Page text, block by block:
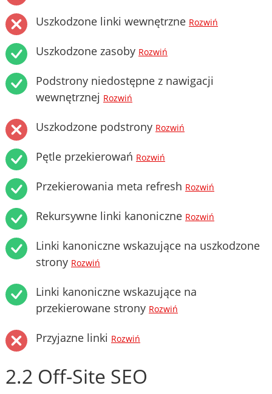
Uszkodzone linki wewnętrzne Rozwiń
Uszkodzone zasoby Rozwiń
Podstrony niedostępne z nawigacji
wewnętrznej Rozwiń
Uszkodzone podstrony Rozwiń
Pętle przekierowań Rozwiń
Przekierowania meta refresh Rozwiń
Rekursywne linki kanoniczne Rozwiń
Linki kanoniczne wskazujące na uszkodzone
strony Rozwiń
Linki kanoniczne wskazujące na
przekierowane strony Rozwiń
Przyjazne linki Rozwiń
2.2 Off-Site SEO